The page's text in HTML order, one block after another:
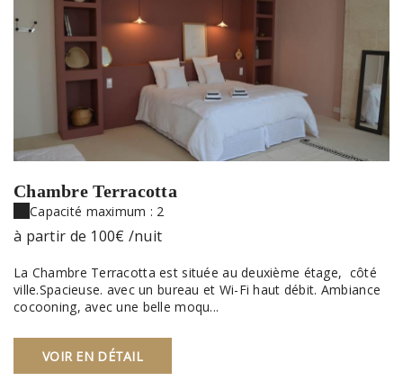
Chambre Terracotta
Capacité maximum : 2
à partir de 100€ /nuit
La Chambre Terracotta est située au deuxième étage, côté
ville.Spacieuse. avec un bureau et Wi-Fi haut débit. Ambiance
cocooning, avec une belle moqu...
VOIR EN DÉTAIL